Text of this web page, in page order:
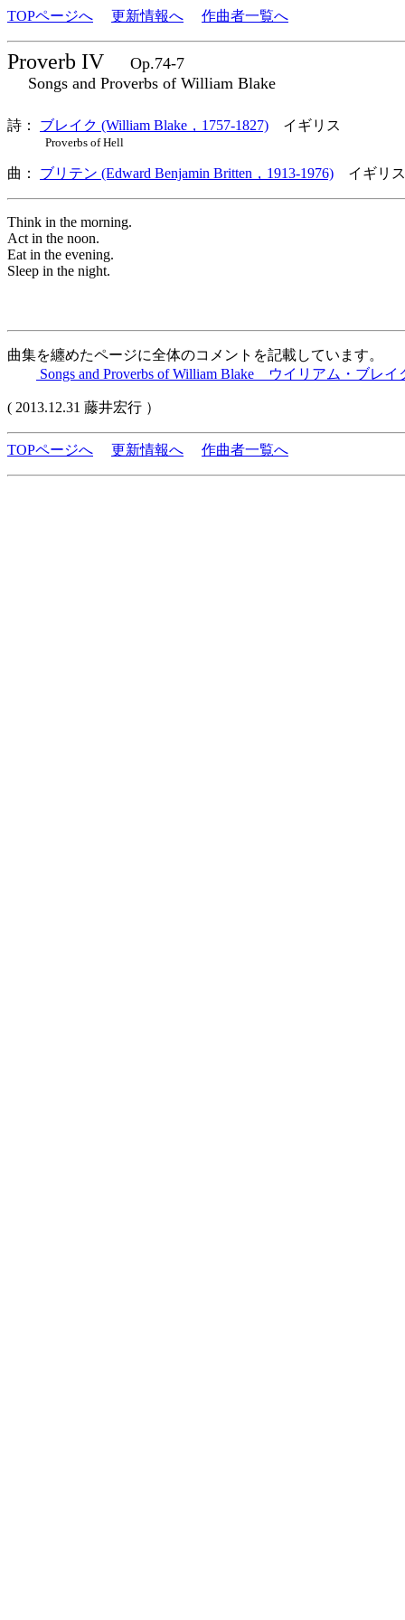
TOPページへ 更新情報へ 作曲者一覧へ
Proverb IV
Op.74-7
Songs and Proverbs of William Blake
詩： ブレイク (William Blake，1757-1827) イギリス
Proverbs of Hell
曲： ブリテン (Edward Benjamin Britten，1913-1976) イギリ
Think in the morning.
Act in the noon.
Eat in the evening.
Sleep in the night.
曲集を纏めたページに全体のコメントを記載しています。
Songs and Proverbs of William Blake ウイリアム・ブレ
( 2013.12.31 藤井宏行 ）
TOPページへ 更新情報へ 作曲者一覧へ